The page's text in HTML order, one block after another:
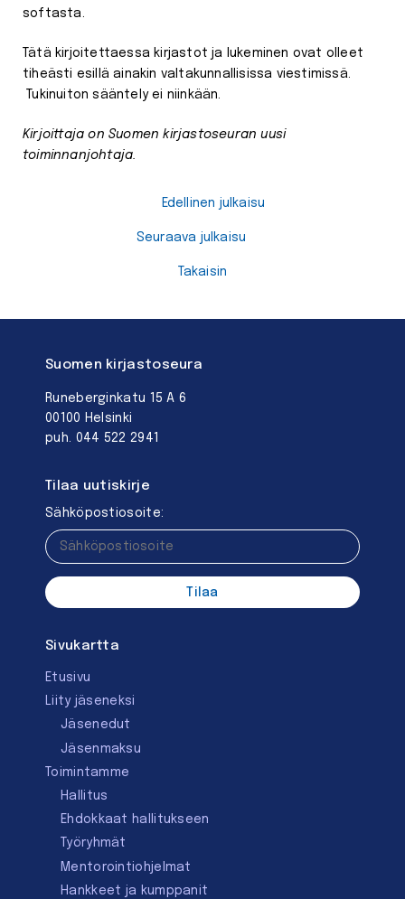
softasta.
Tätä kirjoitettaessa kirjastot ja lukeminen ovat olleet
tiheästi esillä ainakin valtakunnallisissa viestimissä.
Tukinuiton sääntely ei niinkään.
Kirjoittaja on Suomen kirjastoseuran uusi
toiminnanjohtaja.
Edellinen julkaisu
Takaisin
Seuraava julkaisu
Suomen kirjastoseura
Runeberginkatu 15 A 6
00100 Helsinki
puh. 044 522 2941
Tilaa uutiskirje
Sähköpostiosoite:
Sivukartta
Etusivu
Liity jäseneksi
Jäsenedut
Jäsenmaksu
Toimintamme
Hallitus
Ehdokkaat hallitukseen
Työryhmät
Mentorointi­ohjelmat
Hankkeet ja kumppanit